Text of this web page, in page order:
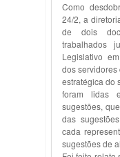
Como
24/2, a
de dois
trabalhados
Legislativo
dos
estratégica do
foram lidas
sugestões,
das
cada
sugestões de